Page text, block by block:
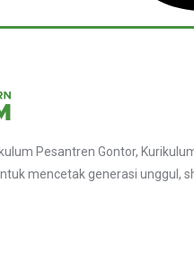
Pesantren Gontor,
mencetak generasi unggul,